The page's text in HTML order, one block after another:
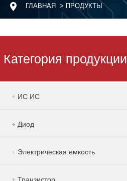
ГЛАВНАЯ > ПРОДУКТЫ
Категория продукции
ИС ИС
Диод
Электрическая емкость